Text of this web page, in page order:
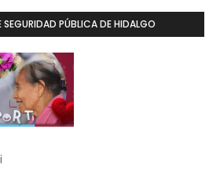
SEGURIDAD PÚBLICA DE HIDALGO